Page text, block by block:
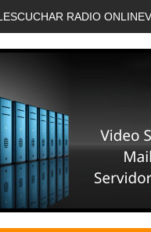
ESCUCHAR RADIO ONLINE